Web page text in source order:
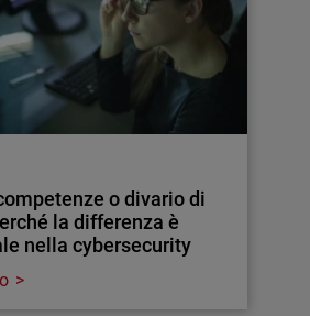
o divario di
la differenza è
nella cybersecurity